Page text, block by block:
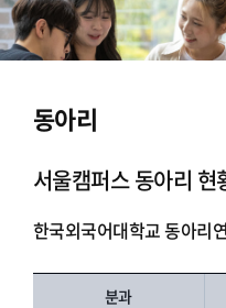
동아리
서울캠퍼스 동아리 현
한국외국어대학교 동아리
분과